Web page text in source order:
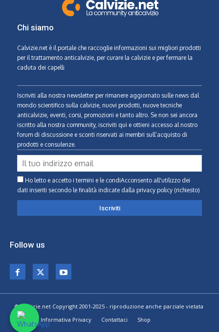
Chi siamo
Calvizie.net è il portale che raccoglie informazioni sui migliori prodotti
per il trattamento anticalvizie, per curare la calvizie e per fermare la
caduta dei capelli
Iscriviti alla nostra newsletter per rimanere aggiornato sulle news dal
mondo scientifico sulla calvizie, nuovi prodotti, nuove tecniche
anticalvizie, eventi, corsi, promozioni e tanto altro. Se non sei ancora
iscritto alla nostra community, iscriviti qui e ottieni accesso al nostro
forum di discussione e sconti riservati ai membri sull’acquisto di
prodotti e consulenze.
Ho letto e accetto i termini e le condiAcconsento all'utilizzo dei
dati inseriti secondo le finalità indicate dalla privacy policy (richiesto)
Follow us
© Calvizie.net Copyright 2001-2025 - riproduzione anche parziale vietata
Home
Informativa Privacy Contattaci Shop